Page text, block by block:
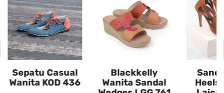
Sepatu Casual
Wanita KOD 436
Blackkelly
Wanita Sandal
Heels